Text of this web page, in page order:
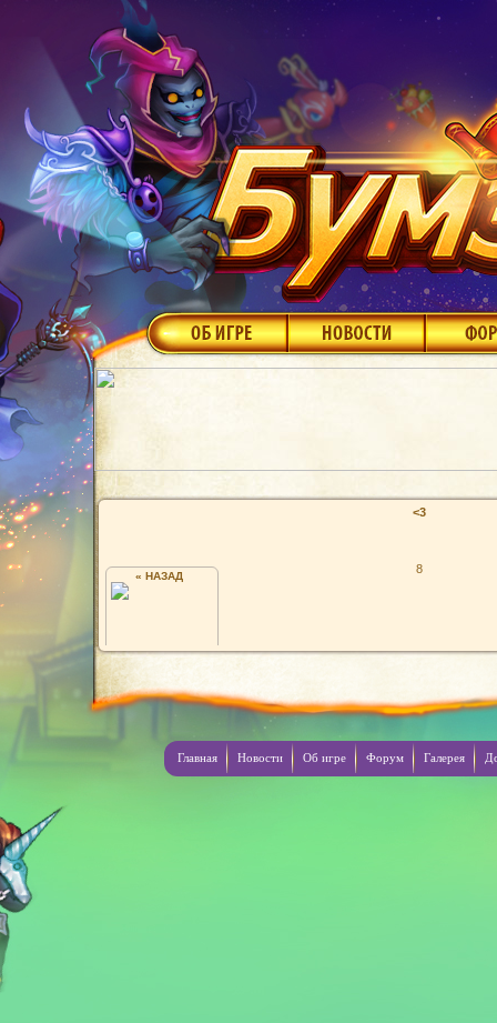
<3
8
« НАЗАД
ЭТО ♥ВАЛЕРА♥ Я НА ПУШКЕ:)
Главная Новости Об игре Форум Галерея